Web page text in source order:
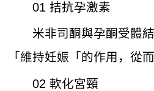
01 拮抗孕激素
米非司酮與孕酮受體
「維持妊娠「的作用，從
02 軟化宮頸